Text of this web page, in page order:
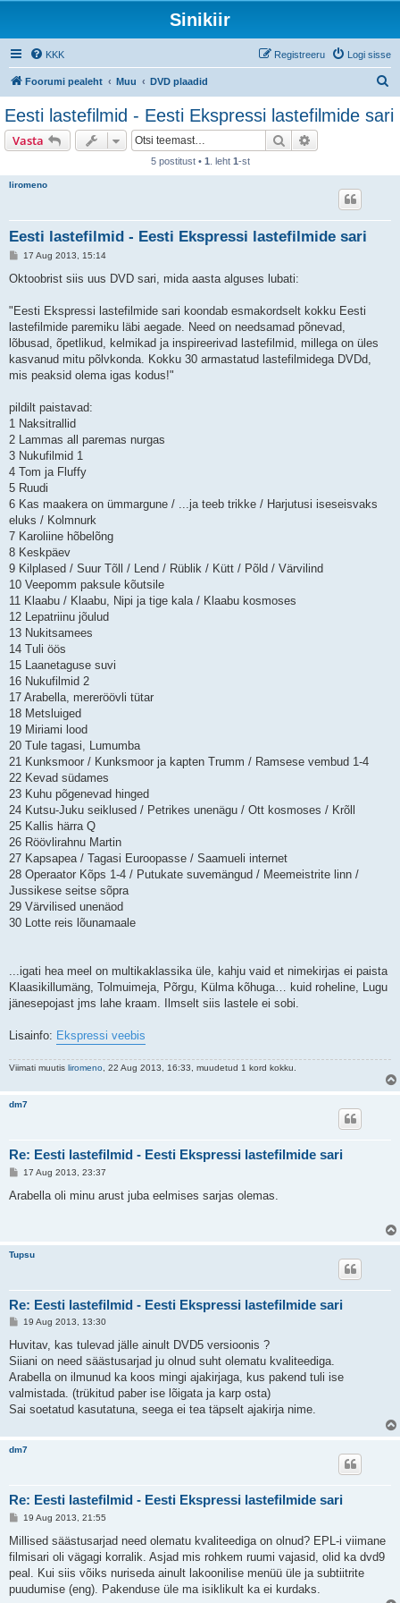
Sinikiir
KKK Logi sisse
Registreeru
Foorumi pealeht Muu DVD plaadid
s
Eesti lastefilmid - Eesti Ekspressi lastefilmide sari
Vasta Otsi
5 postitust • 1 . leht 1-st
liromeno
Eesti lastefilmid - Eesti Ekspressi lastefilmide sari
P
s
t
s
17 Aug 2013, 15:14
Oktoobrist siis uus DVD sari, mida aasta alguses lubati:
"Eesti Ekspressi lastefilmide sari koondab esmakordselt kokku Eesti
lastefilmide paremiku läbi aegade. Need on needsamad põnevad,
lõbusad, õpetlikud, kelmikad ja inspireerivad lastefilmid, millega on üles
kasvanud mitu põlvkonda. Kokku 30 armastatud lastefilmidega DVDd,
mis peaksid olema igas kodus!"
pildilt paistavad:
1 Naksitrallid
2 Lammas all paremas nurgas
3 Nukufilmid 1
4 Tom ja Fluffy
5 Ruudi
6 Kas maakera on ümmargune / ...ja teeb trikke / Harjutusi iseseisvaks
eluks / Kolmnurk
7 Karoliine hõbelõng
8 Keskpäev
9 Kilplased / Suur Tõll / Lend / Rüblik / Kütt / Põld / Värvilind
10 Veepomm paksule kõutsile
11 Klaabu / Klaabu, Nipi ja tige kala / Klaabu kosmoses
12 Lepatriinu jõulud
13 Nukitsamees
14 Tuli öös
15 Laanetaguse suvi
16 Nukufilmid 2
17 Arabella, mereröövli tütar
18 Metsluiged
19 Miriami lood
20 Tule tagasi, Lumumba
21 Kunksmoor / Kunksmoor ja kapten Trumm / Ramsese vembud 1-4
22 Kevad südames
23 Kuhu põgenevad hinged
24 Kutsu-Juku seiklused / Petrikes unenägu / Ott kosmoses / Krõll
25 Kallis härra Q
26 Röövlirahnu Martin
27 Kapsapea / Tagasi Euroopasse / Saamueli internet
28 Operaator Kõps 1-4 / Putukate suvemängud / Meemeistrite linn /
Jussikese seitse sõpra
29 Värvilised unenäod
30 Lotte reis lõunamaale
...igati hea meel on multikaklassika üle, kahju vaid et nimekirjas ei paista
Klaasikillumäng, Tolmuimeja, Põrgu, Külma kõhuga… kuid roheline, Lugu
jänesepojast jms lahe kraam. Ilmselt siis lastele ei sobi.
Lisainfo: Ekspressi veebis
Viimati muutis liromeno , 22 Aug 2013, 16:33, muudetud 1 kord kokku.
dm7
Re: Eesti lastefilmid - Eesti Ekspressi lastefilmide sari
P
s
s
17 Aug 2013, 23:37
Arabella oli minu arust juba eelmises sarjas olemas.
Tupsu
Re: Eesti lastefilmid - Eesti Ekspressi lastefilmide sari
P
s
i
t
s
19 Aug 2013, 13:30
Huvitav, kas tulevad jälle ainult DVD5 versioonis ?
Siiani on need säästusarjad ju olnud suht olematu kvaliteediga.
Arabella on ilmunud ka koos mingi ajakirjaga, kus pakend tuli ise
valmistada. (trükitud paber ise lõigata ja karp osta)
Sai soetatud kasutatuna, seega ei tea täpselt ajakirja nime.
dm7
Re: Eesti lastefilmid - Eesti Ekspressi lastefilmide sari
P
s
i
t
s
19 Aug 2013, 21:55
Millised säästusarjad need olematu kvaliteediga on olnud? EPL-i viimane
filmisari oli vägagi korralik. Asjad mis rohkem ruumi vajasid, olid ka dvd9
peal. Kui siis võiks nuriseda ainult lakoonilise menüü üle ja subtiitrite
puudumise (eng). Pakenduse üle ma isiklikult ka ei kurdaks.